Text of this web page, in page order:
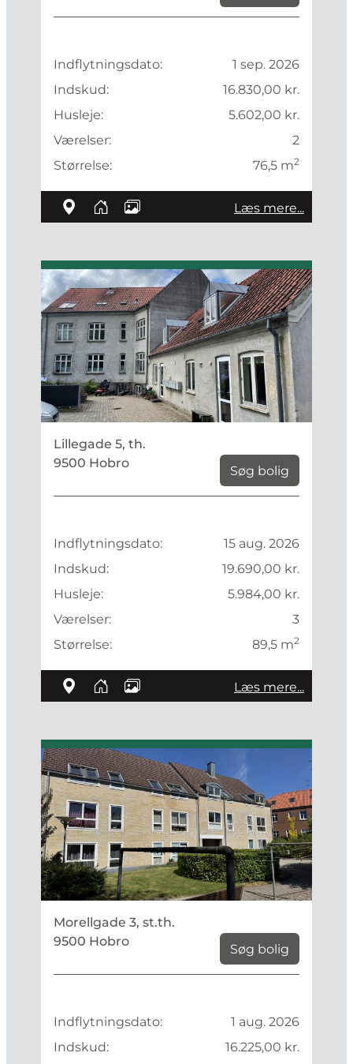
Indflytningsdato:
1 sep. 2026
Indskud:
16.830,00 kr.
Husleje:
5.602,00 kr.
Værelser:
2
Størrelse:
76,5 m2
Læs mere...
Lillegade 5, th.
9500 Hobro
Søg bolig
Indflytningsdato:
15 aug. 2026
Indskud:
19.690,00 kr.
Husleje:
5.984,00 kr.
Værelser:
3
Størrelse:
89,5 m2
Læs mere...
Morellgade 3, st.th.
9500 Hobro
Søg bolig
Indflytningsdato:
1 aug. 2026
Indskud:
16.225,00 kr.